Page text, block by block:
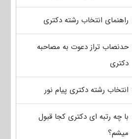
راهنمای انتخاب رشته دکتری
حدنصاب تراز دعوت به مصاحبه
دکتری
انتخاب رشته دکتری پیام نور
با چه رتبه ای دکتری کجا قبول
میشم؟